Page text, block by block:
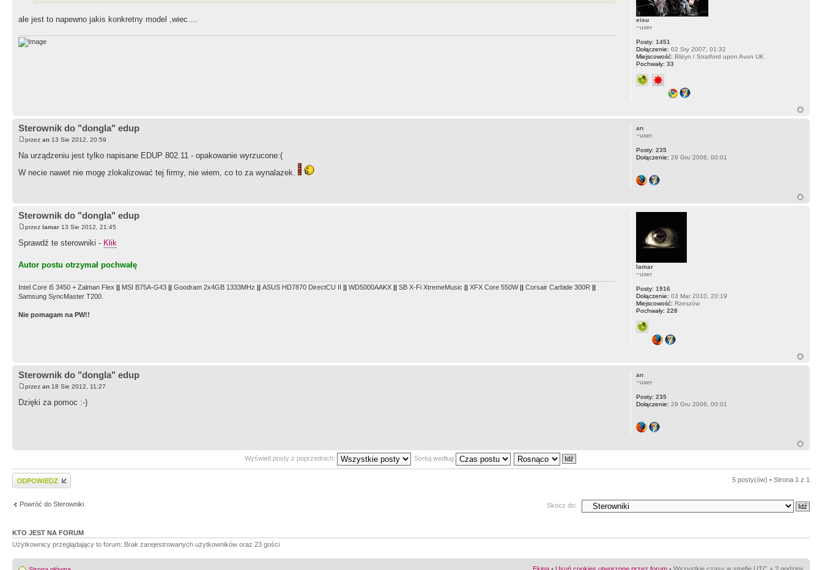
ale jest to napewno jakis konkretny model ,wiec....
eisu
~user
Posty: 1451
Dołączenie: 02 Sty 2007, 01:32
Miejscowość: Bliżyn / Stratford upon Avon UK
Pochwały: 33
Sterownik do "dongla" edup
przez an 13 Sie 2012, 20:59
Na urządzeniu jest tylko napisane EDUP 802.11 - opakowanie wyrzucone:(
W necie nawet nie mogę zlokalizować tej firmy, nie wiem, co to za wynalazek.
an
~user
Posty: 235
Dołączenie: 29 Gru 2006, 00:01
Sterownik do "dongla" edup
przez lamar 13 Sie 2012, 21:45
Sprawdź te sterowniki - Klik
Autor postu otrzymał pochwałę
Intel Core i5 3450 + Zalman Flex || MSI B75A-G43 || Goodram 2x4GB 1333MHz || ASUS HD7870 DirectCU II || WD5000AAKX || SB X-Fi XtremeMusic || XFX Core 550W|| Corsair Carbide 300R ||
Samsung SyncMaster T200.
Nie pomagam na PW!!
lamar
~user
Posty: 1916
Dołączenie: 03 Mar 2010, 20:19
Miejscowość: Rzeszów
Pochwały: 228
Sterownik do "dongla" edup
przez an 18 Sie 2012, 11:27
Dzięki za pomoc :-)
an
~user
Posty: 235
Dołączenie: 29 Gru 2006, 00:01
Wyświetl posty z poprzednich: Sortuj według
Wyślij odpowiedź 5 posty(ów) • Strona 1 z 1
Powróć do Sterowniki Skocz do:
KTO JEST NA FORUM
Użytkownicy przeglądający to forum: Brak zarejestrowanych użytkowników oraz 23 gości